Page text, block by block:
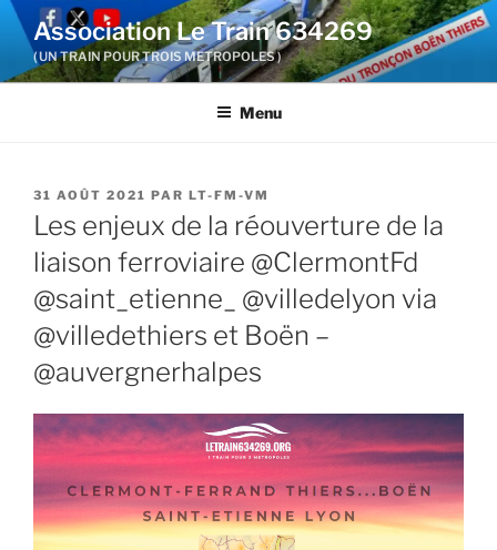
Aller
contenu
Association Le Train 634269
( UN TRAIN POUR TROIS METROPOLES )
Menu
PUBLIÉ
LE
31 AOÛT 2021 PAR LT-FM-VM
Les enjeux de la réouverture de la
liaison ferroviaire @ClermontFd
@saint_etienne_ @villedelyon via
@villedethiers et Boën –
@auvergnerhalpes